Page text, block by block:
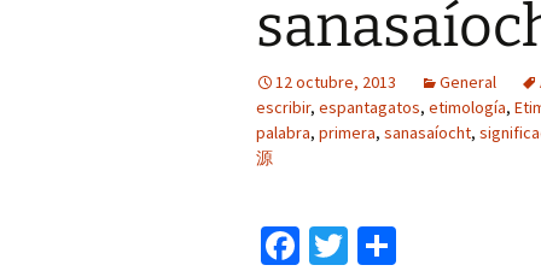
12 octubre, 2013 General
escribir, espantagatos, etimología,
palabra, primera, sanasaíocht,
源
Fa T